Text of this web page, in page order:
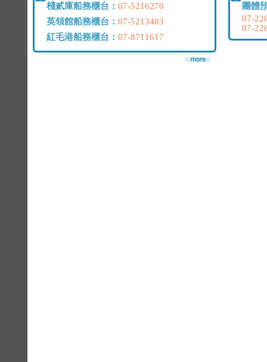
棧貳庫船務櫃台： 07-5216270
英領館船務櫃台： 07-5213403
紅毛港船務櫃台： 07-8711617
團體
07-
07-